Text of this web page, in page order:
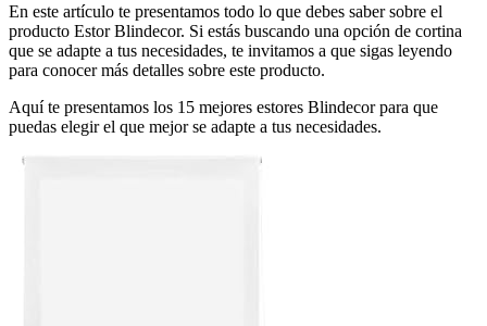
En este artículo te presentamos todo lo que debes saber sobre el
producto Estor Blindecor. Si estás buscando una opción de cortina
que se adapte a tus necesidades, te invitamos a que sigas leyendo
para conocer más detalles sobre este producto.
Aquí te presentamos los 15 mejores estores Blindecor para que
puedas elegir el que mejor se adapte a tus necesidades.